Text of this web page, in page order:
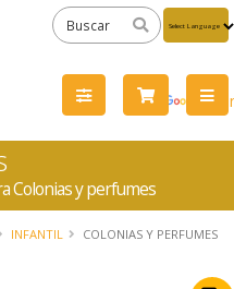
by
Colonias y perfumes
INFANTIL COLONIAS Y PERFUMES